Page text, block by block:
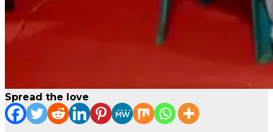
Spread the love